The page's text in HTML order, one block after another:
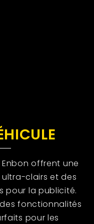
Enbon offrent une
clairs et des
pour la publicité.
fonctionnalités
pour les